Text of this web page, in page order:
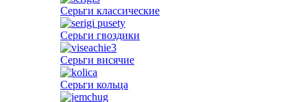
Серьги классические
Серьги гвоздики
Серьги висячие
Серьги кольца